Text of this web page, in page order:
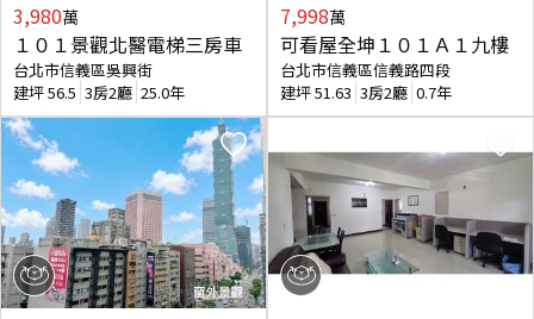
3,980萬
１０１景觀北醫電梯三房車
台北市信義區吳興街
建坪56.5 3房2廳 25.0年
7,998萬
可看屋全坤１０１Ａ１九樓
台北市信義區信義路四段
建坪51.63 3房2廳 0.7年